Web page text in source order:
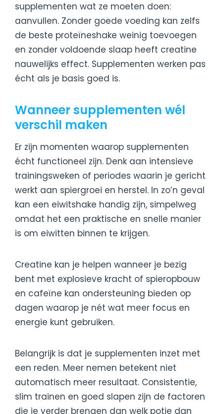
supplementen wat ze moeten doen:
aanvullen. Zonder goede voeding kan zelfs
de beste proteïneshake weinig toevoegen
en zonder voldoende slaap heeft creatine
nauwelijks effect. Supplementen werken pas
écht als je basis goed is.
Wanneer supplementen wél
verschil maken
Er zijn momenten waarop supplementen
écht functioneel zijn. Denk aan intensieve
trainingsweken of periodes waarin je gericht
werkt aan spiergroei en herstel. In zo’n geval
kan een eiwitshake handig zijn, simpelweg
omdat het een praktische en snelle manier
is om eiwitten binnen te krijgen.
Creatine kan je helpen wanneer je bezig
bent met explosieve kracht of spieropbouw
en cafeïne kan ondersteuning bieden op
dagen waarop je nét wat meer focus en
energie kunt gebruiken.
Belangrijk is dat je supplementen inzet met
een reden. Meer nemen betekent niet
automatisch meer resultaat. Consistentie,
slim trainen en goed slapen zijn de factoren
die je verder brengen dan welk potje dan